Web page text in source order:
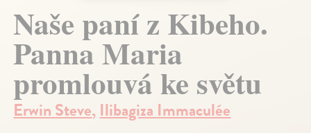
Naše paní z Kibeho.
Panna Maria
promlouvá ke světu
Erwin Steve,Ilibagiza Immaculée